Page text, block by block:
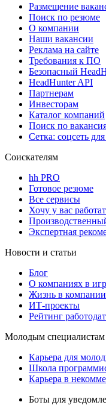
Размещение
Поиск по резюме
О компании
Наши вакансии
Реклама на сайте
Требования к ПО
Безопасный
HeadHunter API
Партнерам
Инвесторам
Каталог компаний
Поиск по
Сетка: соцсеть
Соискателям
hh PRO
Готовое резюме
Все сервисы
Хочу у вас
Экспертная
Новости и статьи
Блог
О компаниях в
Жизнь в компании
ИТ-проекты
Рейтинг
Молодым специалистам
Карьера для
Школа
Карьера в
Боты для